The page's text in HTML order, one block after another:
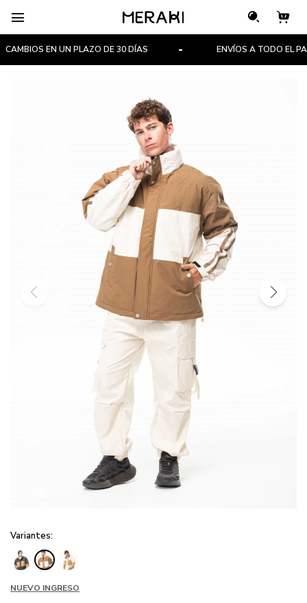

EN UN PLAZO DE 30 DÍAS ENVÍOS A TODO EL PAÍS
NUEVO INGRESO
Variantes: